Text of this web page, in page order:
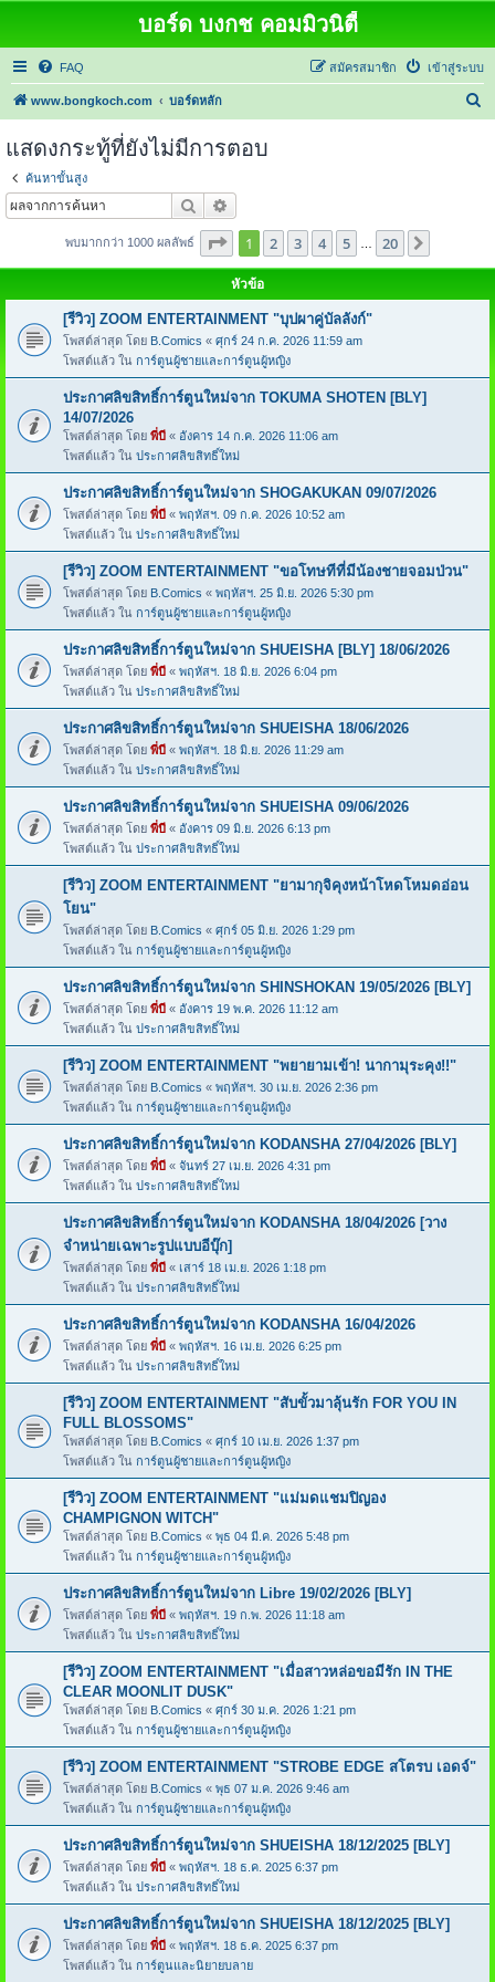
บอร์ด บงกช คอมมิวนิตี้
FAQ เข้าสู่ระบบ
สมัครสมาชิก
www.bongkoch.com บอร์ดหลัก
แสดงกระทู้ที่ยังไม่มีการตอบ
ค้นหาขั้นสูง
ค้นหา
พบมากกว่า 1000 ผลลัพธ์ หน้า จากทั้งหมด 20
1 2 3 4 5 20
หัวข้อ
[รีวิว] ZOOM ENTERTAINMENT "บุปผาคู่บัลลังก์"
โพสต์ล่าสุด โดย B.Comics « ศุกร์ 24 ก.ค. 2026 11:59 am
โพสต์แล้ว ใน การ์ตูนผู้ชายและการ์ตูนผู้หญิง
ประกาศลิขสิทธิ์การ์ตูนใหม่จาก TOKUMA SHOTEN [BLY]
14/07/2026
โพสต์ล่าสุด โดย พี่บี « อังคาร 14 ก.ค. 2026 11:06 am
โพสต์แล้ว ใน ประกาศลิขสิทธิ์ใหม่
ประกาศลิขสิทธิ์การ์ตูนใหม่จาก SHOGAKUKAN 09/07/2026
โพสต์ล่าสุด โดย พี่บี « พฤหัสฯ. 09 ก.ค. 2026 10:52 am
โพสต์แล้ว ใน ประกาศลิขสิทธิ์ใหม่
[รีวิว] ZOOM ENTERTAINMENT "ขอโทษทีที่มีน้องชายจอมป่วน"
โพสต์ล่าสุด โดย B.Comics « พฤหัสฯ. 25 มิ.ย. 2026 5:30 pm
โพสต์แล้ว ใน การ์ตูนผู้ชายและการ์ตูนผู้หญิง
ประกาศลิขสิทธิ์การ์ตูนใหม่จาก SHUEISHA [BLY] 18/06/2026
โพสต์ล่าสุด โดย พี่บี « พฤหัสฯ. 18 มิ.ย. 2026 6:04 pm
โพสต์แล้ว ใน ประกาศลิขสิทธิ์ใหม่
ประกาศลิขสิทธิ์การ์ตูนใหม่จาก SHUEISHA 18/06/2026
โพสต์ล่าสุด โดย พี่บี « พฤหัสฯ. 18 มิ.ย. 2026 11:29 am
โพสต์แล้ว ใน ประกาศลิขสิทธิ์ใหม่
ประกาศลิขสิทธิ์การ์ตูนใหม่จาก SHUEISHA 09/06/2026
โพสต์ล่าสุด โดย พี่บี « อังคาร 09 มิ.ย. 2026 6:13 pm
โพสต์แล้ว ใน ประกาศลิขสิทธิ์ใหม่
[รีวิว] ZOOM ENTERTAINMENT "ยามากุจิคุงหน้าโหดโหมดอ่อน
โยน"
โพสต์ล่าสุด โดย B.Comics « ศุกร์ 05 มิ.ย. 2026 1:29 pm
โพสต์แล้ว ใน การ์ตูนผู้ชายและการ์ตูนผู้หญิง
ประกาศลิขสิทธิ์การ์ตูนใหม่จาก SHINSHOKAN 19/05/2026 [BLY]
โพสต์ล่าสุด โดย พี่บี « อังคาร 19 พ.ค. 2026 11:12 am
โพสต์แล้ว ใน ประกาศลิขสิทธิ์ใหม่
[รีวิว] ZOOM ENTERTAINMENT "พยายามเข้า! นากามุระคุง!!"
โพสต์ล่าสุด โดย B.Comics « พฤหัสฯ. 30 เม.ย. 2026 2:36 pm
โพสต์แล้ว ใน การ์ตูนผู้ชายและการ์ตูนผู้หญิง
ประกาศลิขสิทธิ์การ์ตูนใหม่จาก KODANSHA 27/04/2026 [BLY]
โพสต์ล่าสุด โดย พี่บี « จันทร์ 27 เม.ย. 2026 4:31 pm
โพสต์แล้ว ใน ประกาศลิขสิทธิ์ใหม่
ประกาศลิขสิทธิ์การ์ตูนใหม่จาก KODANSHA 18/04/2026 [วาง
จำหน่ายเฉพาะรูปแบบอีบุ๊ก]
โพสต์ล่าสุด โดย พี่บี « เสาร์ 18 เม.ย. 2026 1:18 pm
โพสต์แล้ว ใน ประกาศลิขสิทธิ์ใหม่
ประกาศลิขสิทธิ์การ์ตูนใหม่จาก KODANSHA 16/04/2026
โพสต์ล่าสุด โดย พี่บี « พฤหัสฯ. 16 เม.ย. 2026 6:25 pm
โพสต์แล้ว ใน ประกาศลิขสิทธิ์ใหม่
[รีวิว] ZOOM ENTERTAINMENT "สับขั้วมาลุ้นรัก FOR YOU IN
FULL BLOSSOMS"
โพสต์ล่าสุด โดย B.Comics « ศุกร์ 10 เม.ย. 2026 1:37 pm
โพสต์แล้ว ใน การ์ตูนผู้ชายและการ์ตูนผู้หญิง
[รีวิว] ZOOM ENTERTAINMENT "แม่มดแชมปิญอง
CHAMPIGNON WITCH"
โพสต์ล่าสุด โดย B.Comics « พุธ 04 มี.ค. 2026 5:48 pm
โพสต์แล้ว ใน การ์ตูนผู้ชายและการ์ตูนผู้หญิง
ประกาศลิขสิทธิ์การ์ตูนใหม่จาก Libre 19/02/2026 [BLY]
โพสต์ล่าสุด โดย พี่บี « พฤหัสฯ. 19 ก.พ. 2026 11:18 am
โพสต์แล้ว ใน ประกาศลิขสิทธิ์ใหม่
[รีวิว] ZOOM ENTERTAINMENT "เมื่อสาวหล่อขอมีรัก IN THE
CLEAR MOONLIT DUSK"
โพสต์ล่าสุด โดย B.Comics « ศุกร์ 30 ม.ค. 2026 1:21 pm
โพสต์แล้ว ใน การ์ตูนผู้ชายและการ์ตูนผู้หญิง
[รีวิว] ZOOM ENTERTAINMENT "STROBE EDGE สโตรบ เอดจ์"
โพสต์ล่าสุด โดย B.Comics « พุธ 07 ม.ค. 2026 9:46 am
โพสต์แล้ว ใน การ์ตูนผู้ชายและการ์ตูนผู้หญิง
ประกาศลิขสิทธิ์การ์ตูนใหม่จาก SHUEISHA 18/12/2025 [BLY]
โพสต์ล่าสุด โดย พี่บี « พฤหัสฯ. 18 ธ.ค. 2025 6:37 pm
โพสต์แล้ว ใน ประกาศลิขสิทธิ์ใหม่
ประกาศลิขสิทธิ์การ์ตูนใหม่จาก SHUEISHA 18/12/2025 [BLY]
โพสต์ล่าสุด โดย พี่บี « พฤหัสฯ. 18 ธ.ค. 2025 6:37 pm
โพสต์แล้ว ใน การ์ตูนและนิยายบลาย